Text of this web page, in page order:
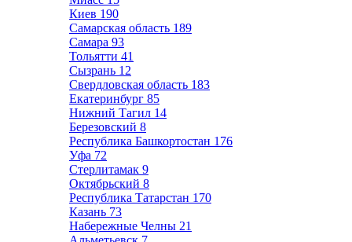
Киев 190
Самарская область 189
Самара 93
Тольятти 41
Сызрань 12
Свердловская область 183
Екатеринбург 85
Нижний Тагил 14
Березовский 8
Республика Башкортостан 176
Уфа 72
Стерлитамак 9
Октябрьский 8
Республика Татарстан 170
Казань 73
Набережные Челны 21